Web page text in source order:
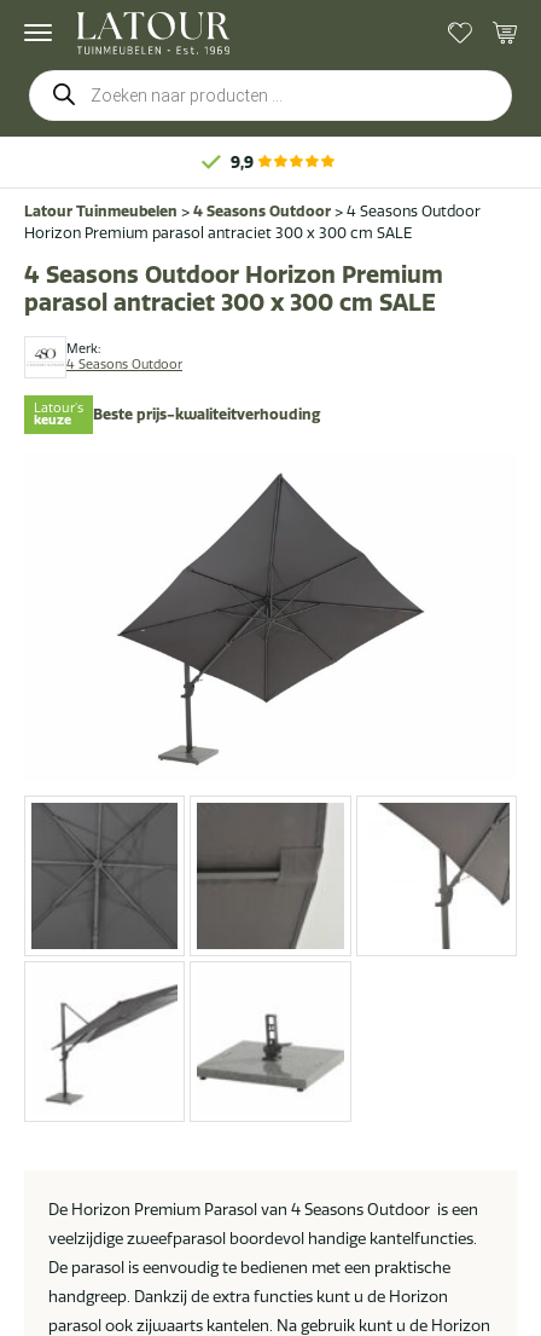
Producten
zoeken
Latour Tuinmeubelen > 4 Seasons Outdoor > 4 Seasons Outdoor
Horizon Premium parasol antraciet 300 x 300 cm SALE
Merk:
4 Seasons Outdoor
4 Seasons Outdoor Horizon Premium
parasol antraciet 300 x 300 cm SALE
Latour's
keuze Beste prijs-kwaliteitverhouding
De Horizon Premium Parasol van 4 Seasons Outdoor is een
veelzijdige zweefparasol boordevol handige kantelfuncties.
De parasol is eenvoudig te bedienen met een praktische
handgreep. Dankzij de extra functies kunt u de Horizon
parasol ook zijwaarts kantelen. Na gebruik kunt u de Horizon